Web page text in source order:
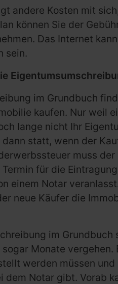
andere Kosten mit
können Sie der
Das Internet
sein.
im Grundbuch
kaufen. Nur weil
lange nicht Ihr
statt, wenn der
muss
für die
einem Notar
neue Käufer die
im
Monate
werden müssen
dem Notar gibt. Vorab